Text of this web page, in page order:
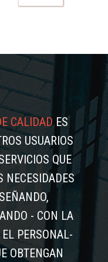
CALIDADES
USUARIOS
QUE
NECESIDADES
- CON LA
PERSONAL-
OBTENGAN